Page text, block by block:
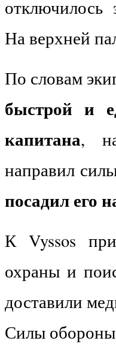
отключилось
На верхней
По словам
быстрой и
капитана,
направил
посадил его
К Vyssos
охраны и
доставили
Силы